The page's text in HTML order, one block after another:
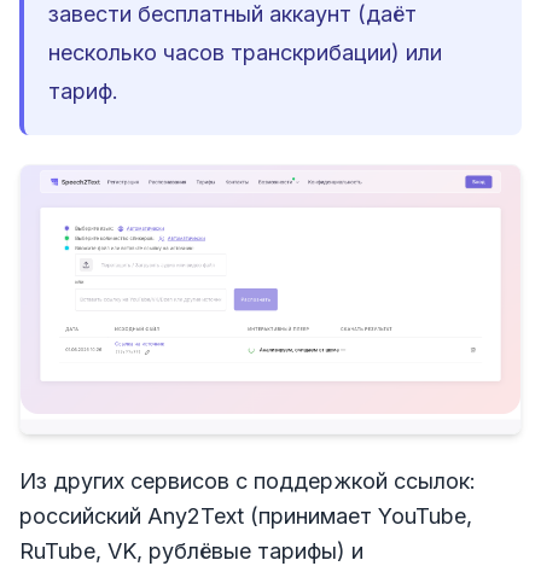
завести бесплатный аккаунт (даёт
несколько часов транскрибации) или
тариф.
Из других сервисов с поддержкой ссылок:
российский Any2Text (принимает YouTube,
RuTube, VK, рублёвые тарифы) и